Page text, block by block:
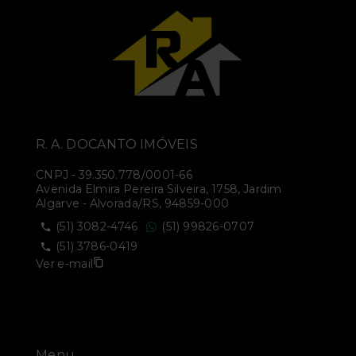
R. A. DOCANTO IMÓVEIS
CNPJ - 39.350.778/0001-66
Avenida Elmira Pereira Silveira, 1758, Jardim
Algarve - Alvorada/RS, 94859-000
(51) 3082-4746
(51) 99826-0707
(51) 3786-0419
Ver e-mail